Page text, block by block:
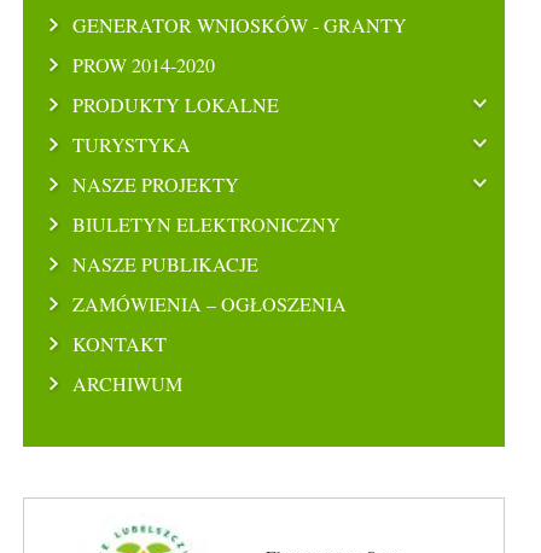
GENERATOR WNIOSKÓW - GRANTY
PROW 2014-2020
PRODUKTY LOKALNE
TURYSTYKA
NASZE PROJEKTY
BIULETYN ELEKTRONICZNY
NASZE PUBLIKACJE
ZAMÓWIENIA – OGŁOSZENIA
KONTAKT
ARCHIWUM